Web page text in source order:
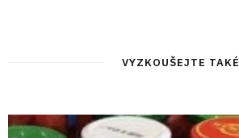
VYZKOUŠEJTE TAKÉ